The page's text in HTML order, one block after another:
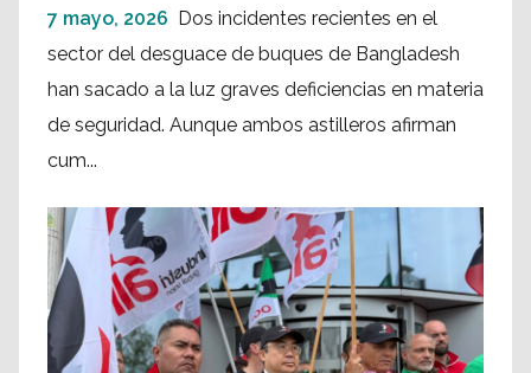
7 mayo, 2026 Dos incidentes recientes en el
sector del desguace de buques de Bangladesh
han sacado a la luz graves deficiencias en materia
de seguridad. Aunque ambos astilleros afirman
cum...